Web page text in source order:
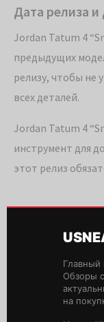
Дата релиза и
Jordan Tatum 4
предыдущих
релизу, чтобы не
всех деталей.
Jordan Tatum 4
инструмент для
этот релиз
Главный
Обзоры
на